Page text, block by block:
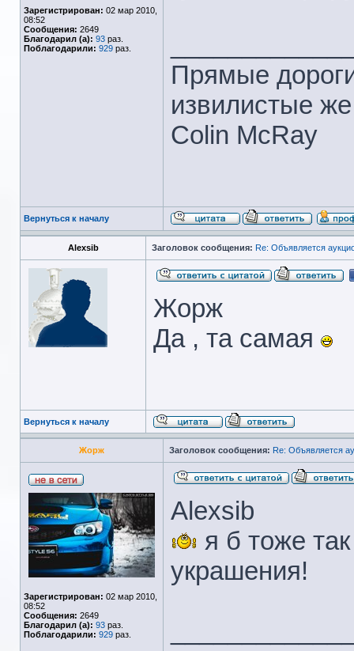
Зарегистрирован: 02 мар 2010,
08:52
Сообщения: 2649
Благодарил (а): 93 раз.
Поблагодарили: 929 раз.
Прямые
извилистые
Colin McRay
Вернуться к началу
Alexsib Заголовок сообщения: Re: Объявляется
Жорж
Да , та самая
Вернуться к началу
Жорж Заголовок сообщения: Re: Объявляется
Зарегистрирован: 02 мар 2010,
08:52
Сообщения: 2649
Благодарил (а): 93 раз.
Поблагодарили: 929 раз.
Alexsib
я б тоже
украшения!